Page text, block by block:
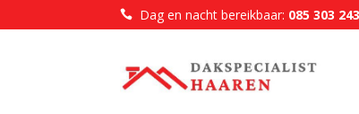
 Dag en nacht bereikbaar: 085 303